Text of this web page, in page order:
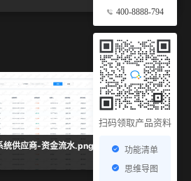
400-8888-794
扫码领取产品资料
功能清单
思维导图
查看更多 →
统供应商-资金流水.png 多门店系统供应商-